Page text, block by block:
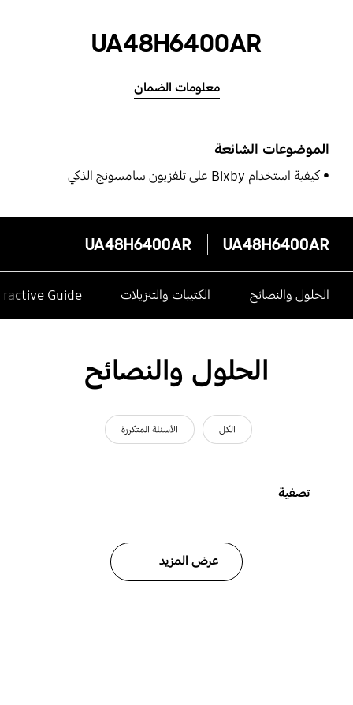
UA48H6400AR
معلومات الضمان
الموضوعات الشائعة
كيفية استخدام Bixby على تلفزيون سامسونج الذكي
UA48H6400AR
UA48H6400AR
الحلول والنصائح الكتيبات والتنزيلات Guide
الحلول والنصائح
الكل الأسئلة المتكررة
تصفية
عرض المزيد